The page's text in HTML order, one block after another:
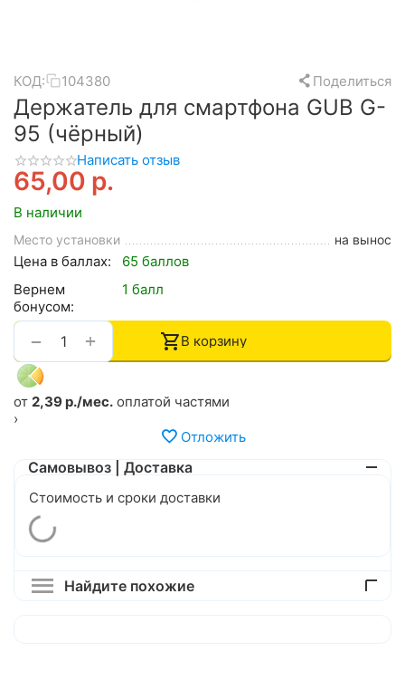
КОД: 104380 Поделиться
Держатель для смартфона GUB G-
95 (чёрный)
Написать отзыв
65,00 р.
В наличии
Место установки на вынос
Цена в баллах:
65 баллов
Вернем
бонусом:
1 балл
+
− В корзину
от 2,39 р./мес. оплатой частями
›
Отложить
Самовывоз | Доставка
Стоимость и сроки доставки
Найдите похожие